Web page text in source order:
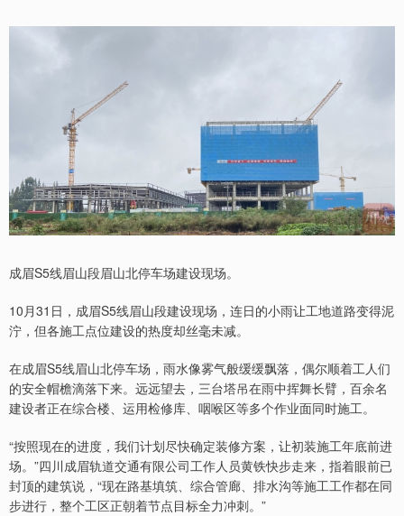
成眉S5线眉山段眉山北停车场建设现场。
10月31日，成眉S5线眉山段建设现场，连日的小雨让工地道路变得泥
泞，但各施工点位建设的热度却丝毫未减。
在成眉S5线眉山北停车场，雨水像雾气般缓缓飘落，偶尔顺着工人们
的安全帽檐滴落下来。远远望去，三台塔吊在雨中挥舞长臂，百余名
建设者正在综合楼、运用检修库、咽喉区等多个作业面同时施工。
“按照现在的进度，我们计划尽快确定装修方案，让初装施工年底前进
场。”四川成眉轨道交通有限公司工作人员黄铁快步走来，指着眼前已
封顶的建筑说，“现在路基填筑、综合管廊、排水沟等施工工作都在同
步进行，整个工区正朝着节点目标全力冲刺。”